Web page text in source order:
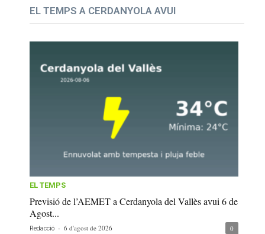
EL TEMPS A CERDANYOLA AVUI
EL TEMPS
Previsió de l’AEMET a Cerdanyola del Vallès avui 6 de
Agost...
Redacció - 6 d'agost de 2026 0